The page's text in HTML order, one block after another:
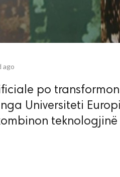
ago
po
Universiteti